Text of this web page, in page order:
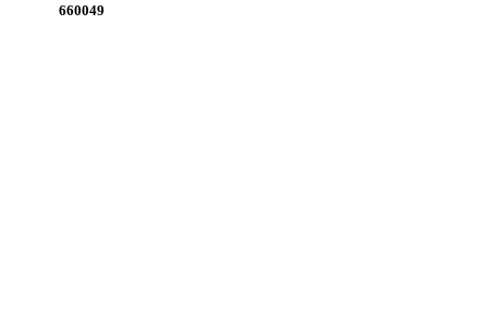
660049